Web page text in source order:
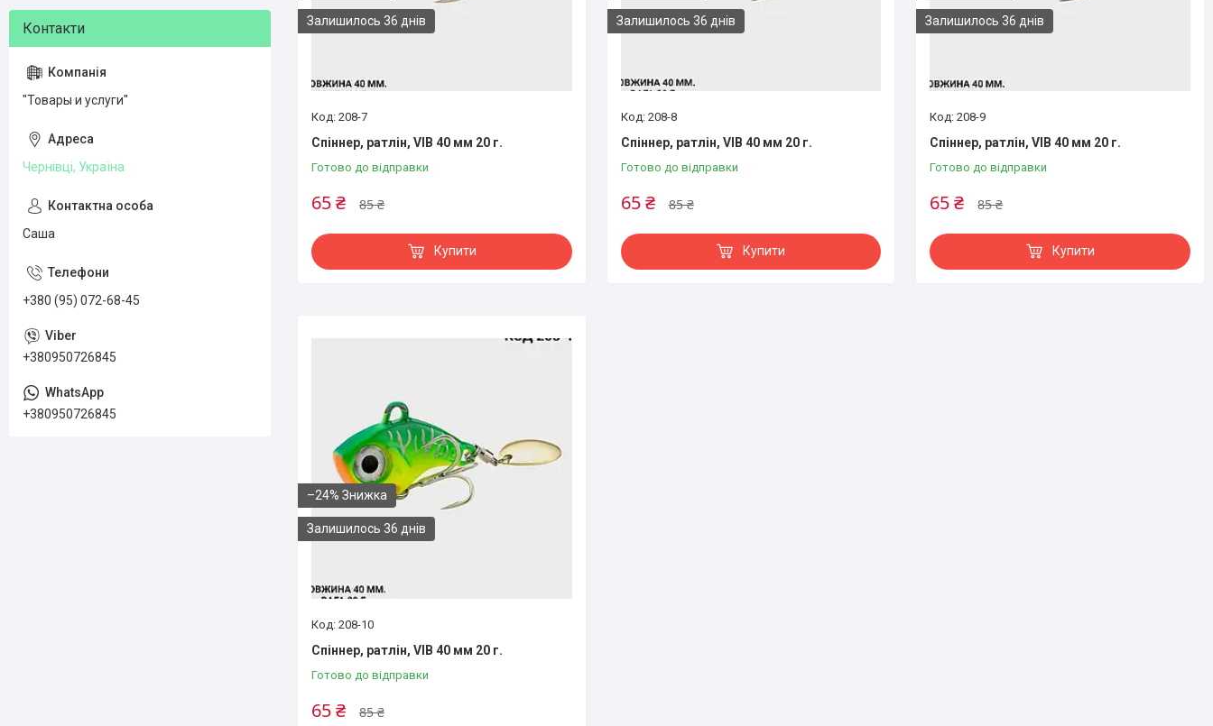
Залишилось 36 днів
208-7
Спіннер, ратлін, VIB 40 мм 20 г.
Готово до відправки
85 ₴
65 ₴
Купити
Залишилось 36 днів
208-8
Спіннер, ратлін, VIB 40 мм 20 г.
Готово до відправки
85 ₴
65 ₴
Купити
Залишилось 36 днів
208-9
Спіннер, ратлін, VIB 40 мм 20 г.
Готово до відправки
85 ₴
65 ₴
Купити
–24%
Залишилось 36 днів
208-10
Спіннер, ратлін, VIB 40 мм 20 г.
Готово до відправки
85 ₴
65 ₴
"Товары и услуги"
Чернівці, Україна
Саша
+380 (95) 072-68-45
+380950726845
+380950726845